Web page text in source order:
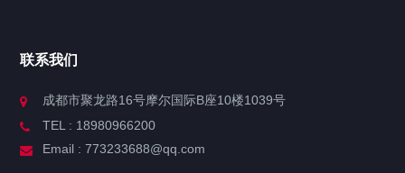
联系我们
成都市聚龙路16号摩尔国际B座10楼1039号
TEL : 18980966200
Email : 773233688@qq.com